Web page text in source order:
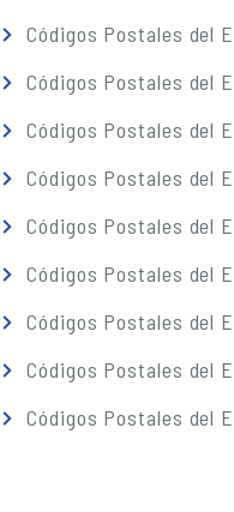
Códigos Postales del
Códigos Postales del
Códigos Postales del
Códigos Postales del
Códigos Postales del
Códigos Postales del
Códigos Postales del
Códigos Postales del
Códigos Postales del